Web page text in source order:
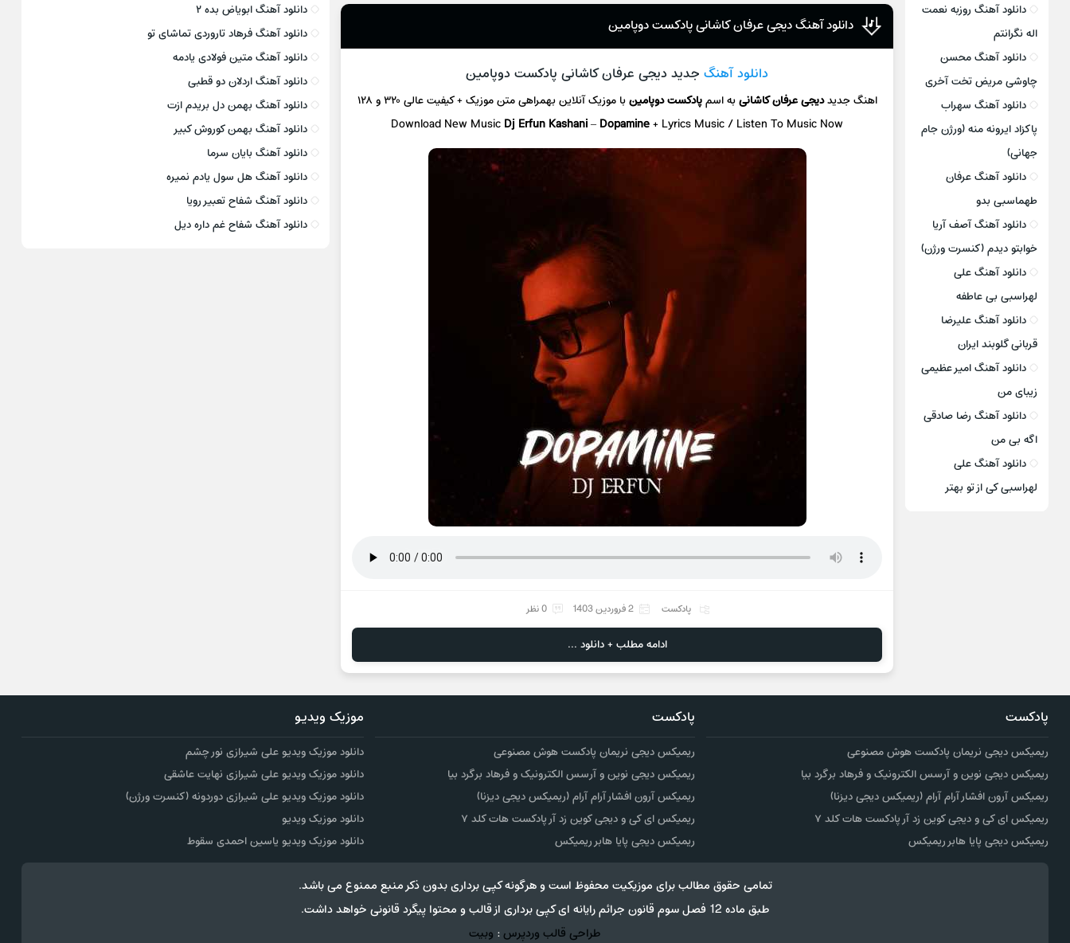
دانلود آهنگ دیجی عرفان کاشانی پادکست دوپامین
دانلود آهنگجدید دیجی عرفان کاشانی پادکست دوپامین
اهنگ جدیددیجی عرفان کاشانیبه اسمپادکست دوپامینبا موزیک آنلاینبهمراهی متن موزیک + کیفیت عالی ۳۲۰ و ۱۲۸
Download New Music Dj Erfun Kashani– Dopamine+ Lyrics Music / Listen To Music Now
پادکست 2 فروردین 1403 0 نظر
ادامه مطلب + دانلود ...
دانلود آهنگ روزبه نعمت
اله نگرانتم
دانلود آهنگ محسن
چاوشی مریض تخت آخری
دانلود آهنگ سهراب
پاکزاد ایرونه منه (ورژن جام
جهانی)
دانلود آهنگ عرفان
طهماسبی بدو
دانلود آهنگ آصف آریا
خوابتو دیدم (کنسرت ورژن)
دانلود آهنگ علی
لهراسبی بی عاطفه
دانلود آهنگ علیرضا
قربانی گلوبند ایران
دانلود آهنگ امیر عظیمی
زیبای من
دانلود آهنگ رضا صادقی
اگه بی من
دانلود آهنگ علی
لهراسبی کی از تو ‌بهتر
دانلود آهنگ ابویاض بده ۲
دانلود آهنگ فرهاد تاروردی تماشای تو
دانلود آهنگ متین فولادی یادمه
دانلود آهنگ اردلان دو قطبی
دانلود آهنگ بهمن دل بریدم ازت
دانلود آهنگ بهمن کوروش کبیر
دانلود آهنگ بایان سرما
دانلود آهنگ هل سول یادم نمیره
دانلود آهنگ شفاح تعبیر رویا
دانلود آهنگ شفاح غم داره دیل
پادکست
ریمیکس دیجی نریمان پادکست هوش مصنوعی
ریمیکس دیجی نوین و آرسس الکترونیک و فرهاد برگرد بیا
ریمیکس آرون افشار آرام آرام (ریمیکس دیجی دیزنا)
ریمیکس ای کی و دیجی کوین زد آر پادکست هات کلد ۷
ریمیکس دیجی پایا هابر ریمیکس
پادکست
ریمیکس دیجی نریمان پادکست هوش مصنوعی
ریمیکس دیجی نوین و آرسس الکترونیک و فرهاد برگرد بیا
ریمیکس آرون افشار آرام آرام (ریمیکس دیجی دیزنا)
ریمیکس ای کی و دیجی کوین زد آر پادکست هات کلد ۷
ریمیکس دیجی پایا هابر ریمیکس
موزیک ویدیو
دانلود موزیک ویدیو علی شیرازی نور چشم
دانلود موزیک ویدیو علی شیرازی نهایت عاشقی
دانلود موزیک ویدیو علی شیرازی دوردونه (کنسرت ورژن)
دانلود موزیک ویدیو
دانلود موزیک ویدیو یاسین احمدی سقوط
تمامی حقوق مطالب برای موزیکیت محفوظ است و هرگونه کپی برداری بدون ذکر منبع ممنوع می باشد.
طبق ماده 12 فصل سوم قانون جرائم رایانه ای کپی برداری از قالب و محتوا پیگرد قانونی خواهد داشت.
طراحی قالب وردپرس: وبیت